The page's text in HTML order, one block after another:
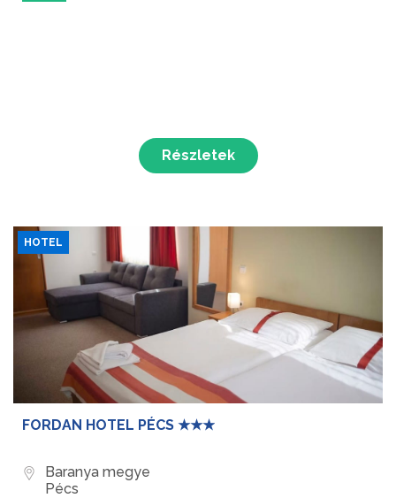
Részletek
HOTEL
FORDAN HOTEL PÉCS ★★★
Baranya megye
Pécs